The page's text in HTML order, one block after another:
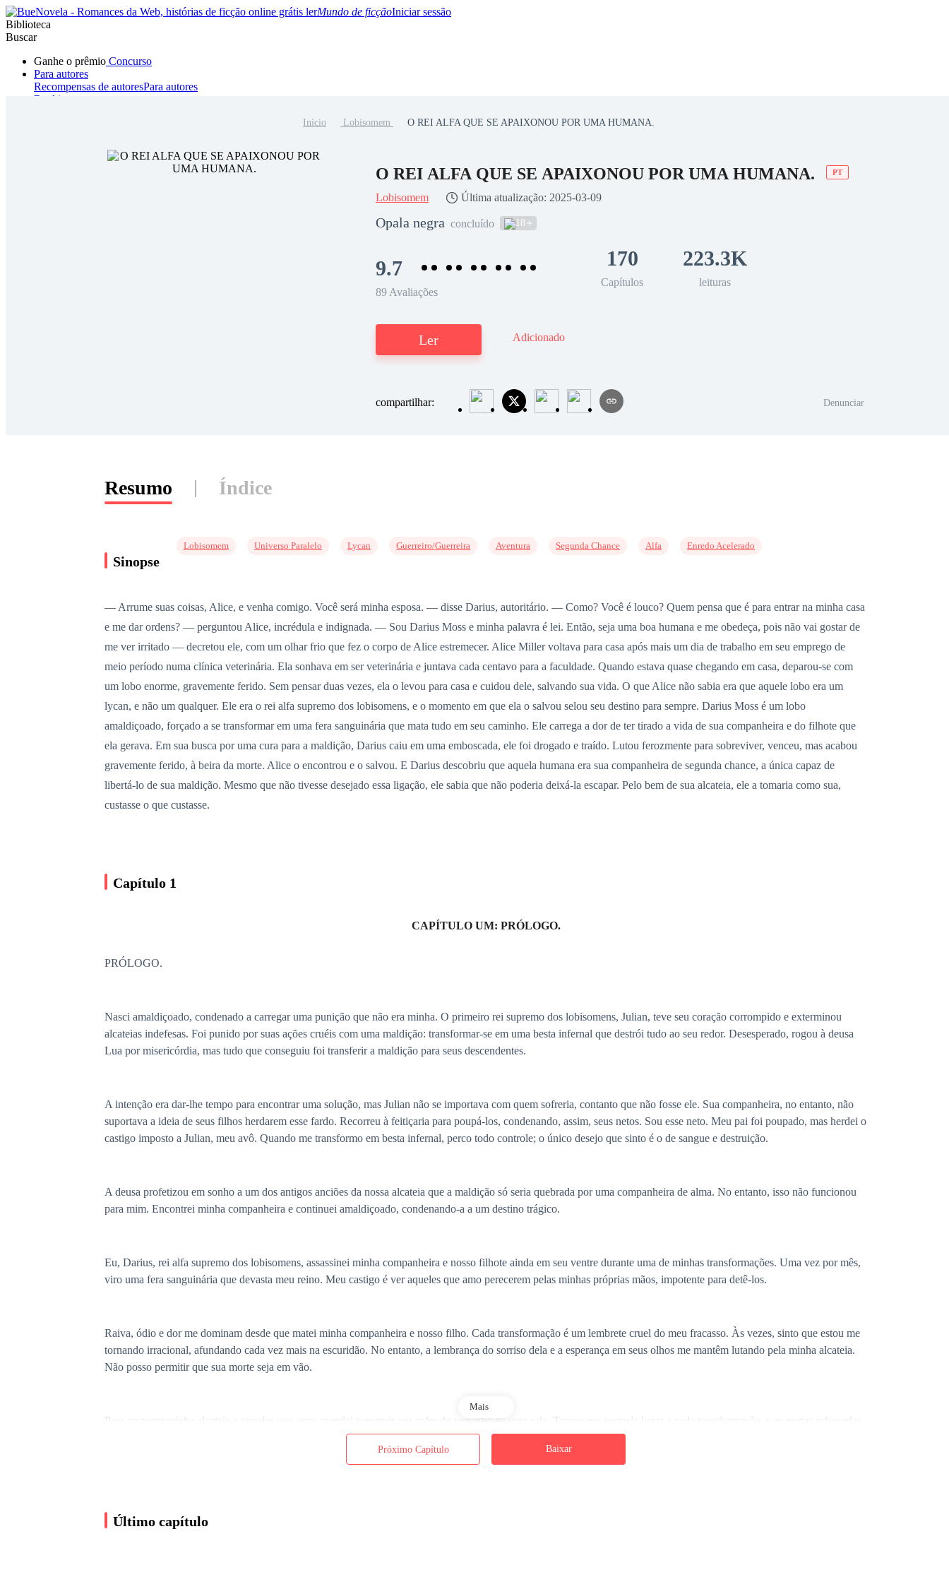
Mundo de ficçãoIniciar sessão
Biblioteca
Buscar
Ganhe o prêmio Concurso
Para autores
Recompensas de autoresPara autores
Ranking
Hombre lobo MafiaSistema FantasíaUrbano LGBTQ+
Início Lobisomem O REI ALFA QUE SE APAIXONOU POR UMA HUMANA.
O REI ALFA QUE SE APAIXONOU POR UMA HUMANA. PT
Lobisomem Última atualização: 2025-03-09
Opala negra concluído 18
9.7
89 Avaliações
170
Capítulos
223.3K
leituras
Ler Adicionado
compartilhar: Denunciar
Resumo Índice
Sinopse
Lobisomem Universo Paralelo Lycan Guerreiro/Guerreira Aventura Segunda Chance Alfa Enredo Acelerado
— Arrume suas coisas, Alice, e venha comigo. Você será minha esposa. — disse Darius, autoritário. — Como? Você é louco? Quem pensa que é para entrar na minha casa
e me dar ordens? — perguntou Alice, incrédula e indignada. — Sou Darius Moss e minha palavra é lei. Então, seja uma boa humana e me obedeça, pois não vai gostar de
me ver irritado — decretou ele, com um olhar frio que fez o corpo de Alice estremecer. Alice Miller voltava para casa após mais um dia de trabalho em seu emprego de
meio período numa clínica veterinária. Ela sonhava em ser veterinária e juntava cada centavo para a faculdade. Quando estava quase chegando em casa, deparou-se com
um lobo enorme, gravemente ferido. Sem pensar duas vezes, ela o levou para casa e cuidou dele, salvando sua vida. O que Alice não sabia era que aquele lobo era um
lycan, e não um qualquer. Ele era o rei alfa supremo dos lobisomens, e o momento em que ela o salvou selou seu destino para sempre. Darius Moss é um lobo
amaldiçoado, forçado a se transformar em uma fera sanguinária que mata tudo em seu caminho. Ele carrega a dor de ter tirado a vida de sua companheira e do filhote que
ela gerava. Em sua busca por uma cura para a maldição, Darius caiu em uma emboscada, ele foi drogado e traído. Lutou ferozmente para sobreviver, venceu, mas acabou
gravemente ferido, à beira da morte. Alice o encontrou e o salvou. E Darius descobriu que aquela humana era sua companheira de segunda chance, a única capaz de
libertá-lo de sua maldição. Mesmo que não tivesse desejado essa ligação, ele sabia que não poderia deixá-la escapar. Pelo bem de sua alcateia, ele a tomaria como sua,
custasse o que custasse.
Capítulo 1
CAPÍTULO UM: PRÓLOGO.
PRÓLOGO.
Nasci amaldiçoado, condenado a carregar uma punição que não era minha. O primeiro rei supremo dos lobisomens, Julian, teve seu coração corrompido e exterminou
alcateias indefesas. Foi punido por suas ações cruéis com uma maldição: transformar-se em uma besta infernal que destrói tudo ao seu redor. Desesperado, rogou à deusa
Lua por misericórdia, mas tudo que conseguiu foi transferir a maldição para seus descendentes.
A intenção era dar-lhe tempo para encontrar uma solução, mas Julian não se importava com quem sofreria, contanto que não fosse ele. Sua companheira, no entanto, não
suportava a ideia de seus filhos herdarem esse fardo. Recorreu à feitiçaria para poupá-los, condenando, assim, seus netos. Sou esse neto. Meu pai foi poupado, mas herdei o
castigo imposto a Julian, meu avô. Quando me transformo em besta infernal, perco todo controle; o único desejo que sinto é o de sangue e destruição.
A deusa profetizou em sonho a um dos antigos anciões da nossa alcateia que a maldição só seria quebrada por uma companheira de alma. No entanto, isso não funcionou
para mim. Encontrei minha companheira e continuei amaldiçoado, condenando-a a um destino trágico.
Eu, Darius, rei alfa supremo dos lobisomens, assassinei minha companheira e nosso filhote ainda em seu ventre durante uma de minhas transformações. Uma vez por mês,
viro uma fera sanguinária que devasta meu reino. Meu castigo é ver aqueles que amo perecerem pelas minhas próprias mãos, impotente para detê-los.
Raiva, ódio e dor me dominam desde que matei minha companheira e nosso filho. Cada transformação é um lembrete cruel do meu fracasso. Às vezes, sinto que estou me
tornando irracional, afundando cada vez mais na escuridão. No entanto, a lembrança do sorriso dela e a esperança em seus olhos me mantêm lutando pela minha alcateia.
Não posso permitir que sua morte seja em vão.
Para proteger minha alcateia e aqueles que amo, mandei construir um cofre do tamanho de uma sala. Tranco-me naquele lugar a cada transformação, e as portas reforçadas
buscar uma solução. A sobrevivência da minha alcateia depende disso.
Mais
Próximo Capítulo Baixar
Último capítulo